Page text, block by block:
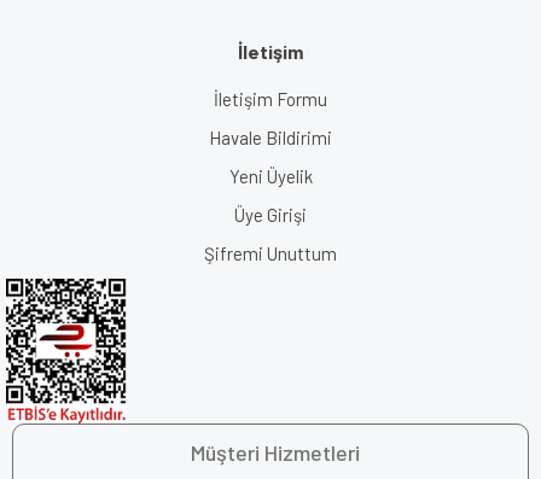
İletişim
İletişim Formu
Havale Bildirimi
Yeni Üyelik
Üye Girişi
Şifremi Unuttum
Müşteri Hizmetleri